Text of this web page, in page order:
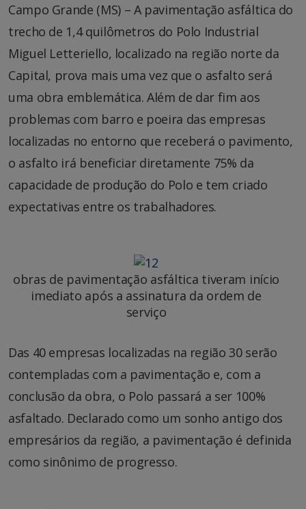
Campo Grande (MS) – A pavimentação asfáltica do
trecho de 1,4 quilômetros do Polo Industrial
Miguel Letteriello, localizado na região norte da
Capital, prova mais uma vez que o asfalto será
uma obra emblemática. Além de dar fim aos
problemas com barro e poeira das empresas
localizadas no entorno que receberá o pavimento,
o asfalto irá beneficiar diretamente 75% da
capacidade de produção do Polo e tem criado
expectativas entre os trabalhadores.
obras de pavimentação asfáltica tiveram início
imediato após a assinatura da ordem de
serviço
Das 40 empresas localizadas na região 30 serão
contempladas com a pavimentação e, com a
conclusão da obra, o Polo passará a ser 100%
asfaltado. Declarado como um sonho antigo dos
empresários da região, a pavimentação é definida
como sinônimo de progresso.